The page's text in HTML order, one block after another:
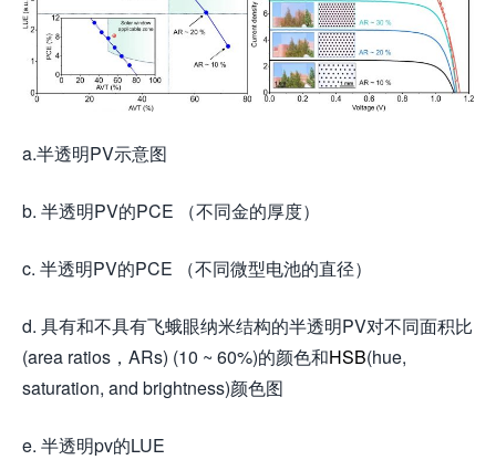
a.半透明PV示意图
b. 半透明PV的PCE （不同金的厚度）
c. 半透明PV的PCE （不同微型电池的直径）
d. 具有和不具有飞蛾眼纳米结构的半透明PV对不同面积比
(area ratios，ARs) (10 ~ 60%)的颜色和HSB(hue,
saturation, and brightness)颜色图
e. 半透明pv的LUE